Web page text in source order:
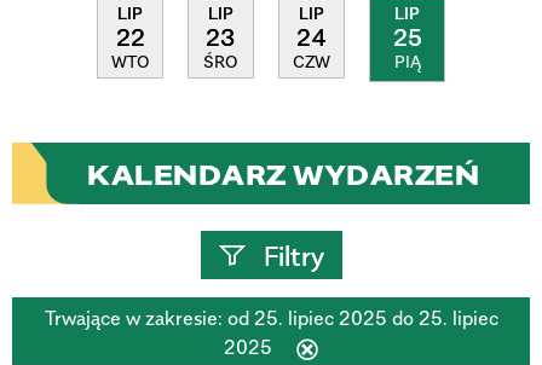
LIP
22
WTO
LIP
23
ŚRO
LIP
24
CZW
LIP
25
PIĄ
KALENDARZ WYDARZEŃ
Filtry
Szukana fraza
Trwające w zakresie: od 25. lipiec 2025 do 25. lipiec
2025